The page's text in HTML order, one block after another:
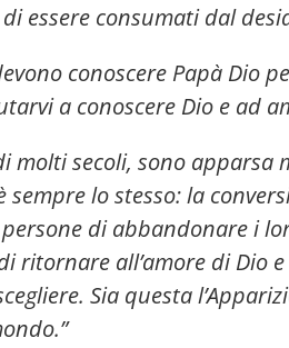
essere consumati dal
conoscere Papà Dio
a conoscere Dio e ad
molti secoli, sono
sempre lo stesso: la
di abbandonare i
ritornare all’amore di Dio
Sia questa